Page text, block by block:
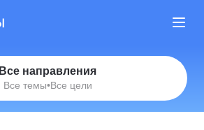
Все направления
Все темы•Все цели